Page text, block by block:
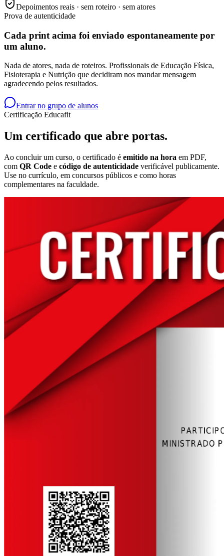
Depoimentos reais · sem roteiro · sem atores
Prova de autenticidade
Cada print acima foi enviado espontaneamente por
um aluno.
Nada de atores, nada de roteiros. Profissionais de Educação Física,
Fisioterapia e Nutrição que decidiram nos mandar mensagem
agradecendo pelos resultados.
Entrar no grupo de alunos
Certificação Educafit
Um certificado que abre portas.
Ao concluir um curso, o certificado é emitido na hora em PDF,
com QR Code e código de autenticidade verificável publicamente.
Use no currículo, em concursos públicos e como horas
complementares na faculdade.